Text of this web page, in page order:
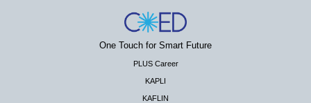
One Touch for Smart Future
PLUS Career
KAPLI
KAFLIN